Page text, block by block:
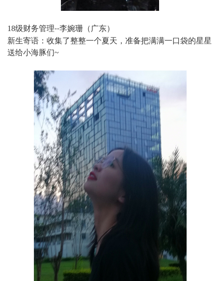
18级财务管理--李婉珊（广东）
新生寄语：收集了整整一个夏天，准备把满满一口袋的星星
送给小海豚们~